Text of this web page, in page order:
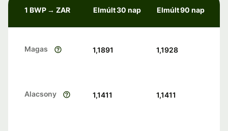
1 BWP → ZAR Elmúlt 30 nap Elmúlt 90 nap
Magas 1,1891 1,1928
Alacsony 1,1411 1,1411